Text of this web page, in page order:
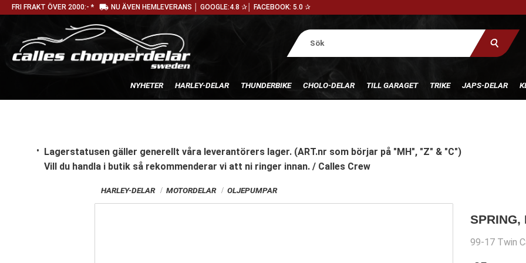
FRI FRAKT ÖVER 2000:- * local_shipping NU ÄVEN HEMLEVERANS │ GOOGLE:4.8 ✰│ FACEBOOK: 5.0 ✰
NYHETER HARLEY-DELAR THUNDERBIKE CHOLO-DELAR TILL GARAGET TRIKE JAPS-DELAR
Lagerstatusen gäller generellt våra leverantörers lager. (ART.nr som börjar på "MH", "Z" & "C")
Vill du handla i butik så rekommenderar vi att ni ringer innan. / Calles Crew
HARLEY-DELAR MOTORDELAR OLJEPUMPAR
SPRING,
99-17 Twin